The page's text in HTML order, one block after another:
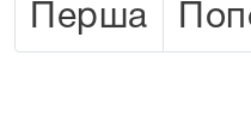
Перша